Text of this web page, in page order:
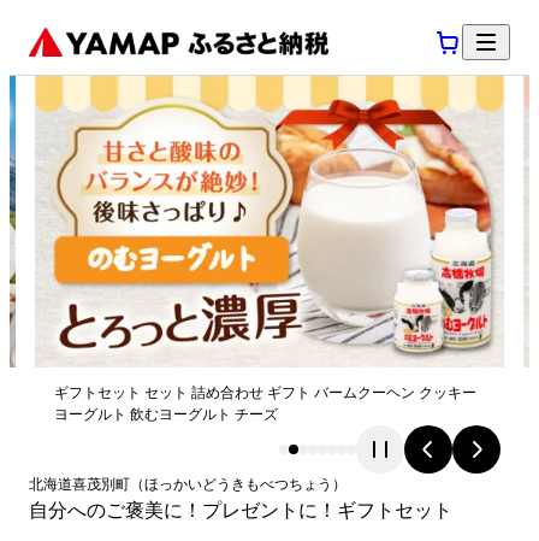
ギフトセット セット 詰め合わせ ギフト バームクーヘン クッキー
ヨーグルト 飲むヨーグルト チーズ
北海道喜茂別町 （ほっかいどう きもべつちょう ）
自分へのご褒美に！プレゼントに！ギフトセット